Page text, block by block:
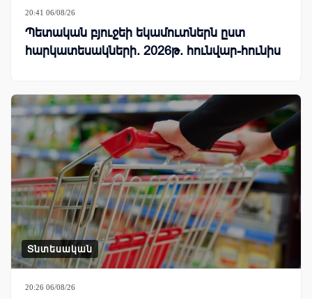
20:41 06/08/26
Պետական բյուջեի եկամուտներն ըստ
հարկատեսակների. 2026թ. հունվար-հունիս
Տնտեսական
20:26 06/08/26